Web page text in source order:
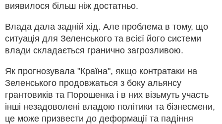
виявилося більш ніж достатньо.
Влада дала задній хід. Але проблема в тому, що
ситуація для Зеленського та всієї його системи
влади складається гранично загрозливою.
Як прогнозувала "Країна", якщо контратаки на
Зеленського продовжаться з боку альянсу
грантовиків та Порошенка і в них візьмуть участь
інші незадоволені владою політики та бізнесмени,
це може призвести до деформації та падіння